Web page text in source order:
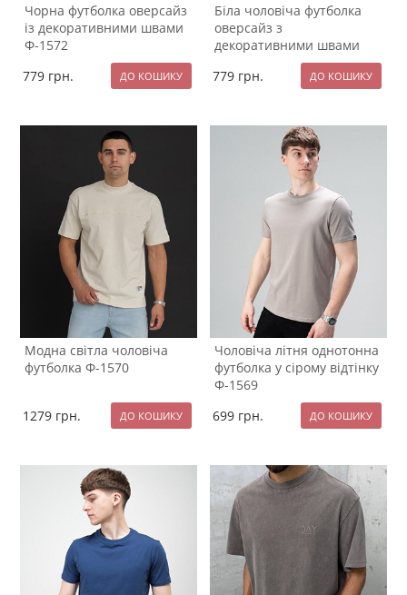
Чорна футболка оверсайз
із декоративними швами
Ф-1572
779 грн.
Біла чоловіча футболка
оверсайз з
декоративними швами
779 грн.
Модна світла чоловіча
футболка Ф-1570
1279 грн.
Чоловіча літня однотонна
футболка у сірому відтінку
Ф-1569
699 грн.